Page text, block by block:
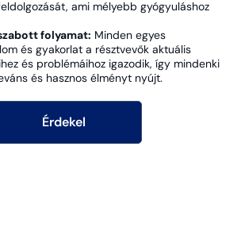
ami mélyebb gyógyuláshoz
folyamat: Minden egyes
és gyakorlat a résztvevők aktuális
és problémáihoz igazodik, így mindenki
és hasznos élményt nyújt.
Érdekel